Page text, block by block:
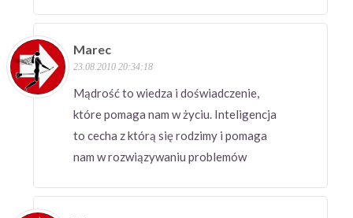
Marec
23.08.2010 20:34:18
Mądrość to wiedza i doświadczenie,
które pomaga nam w życiu. Inteligencja
to cecha z którą się rodzimy i pomaga
nam w rozwiązywaniu problemów